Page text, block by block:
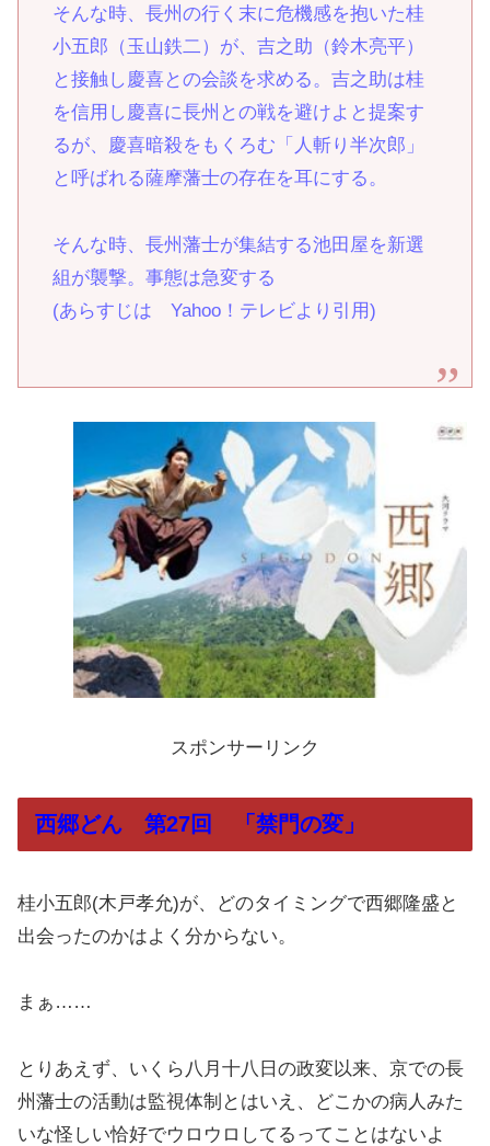
そんな時、長州の行く末に危機感を抱いた桂
小五郎（玉山鉄二）が、吉之助（鈴木亮平）
と接触し慶喜との会談を求める。吉之助は桂
を信用し慶喜に長州との戦を避けよと提案す
るが、慶喜暗殺をもくろむ「人斬り半次郎」
と呼ばれる薩摩藩士の存在を耳にする。
そんな時、長州藩士が集結する池田屋を新選
組が襲撃。事態は急変する
(あらすじは Yahoo！テレビより引用)
スポンサーリンク
西郷どん 第27回 「禁門の変」
桂小五郎(木戸孝允)が、どのタイミングで西郷隆盛と
出会ったのかはよく分からない。
まぁ……
とりあえず、いくら八月十八日の政変以来、京での長
州藩士の活動は監視体制とはいえ、どこかの病人みた
いな怪しい恰好でウロウロしてるってことはないよ